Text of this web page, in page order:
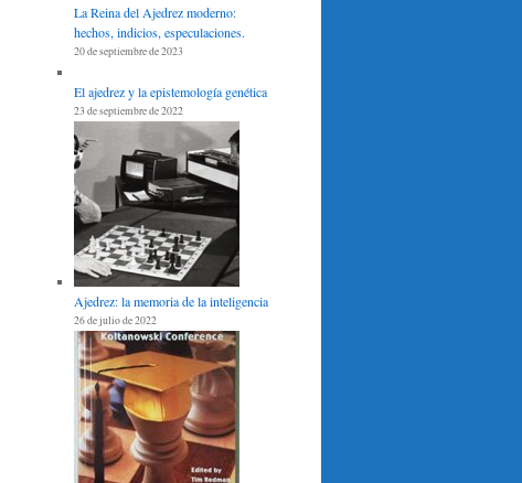
La Reina del Ajedrez moderno:
hechos, indicios, especulaciones.
20 de septiembre de 2023
El ajedrez y la epistemología genética
23 de septiembre de 2022
Ajedrez: la memoria de la inteligencia
26 de julio de 2022